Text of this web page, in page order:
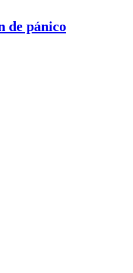
de pánico